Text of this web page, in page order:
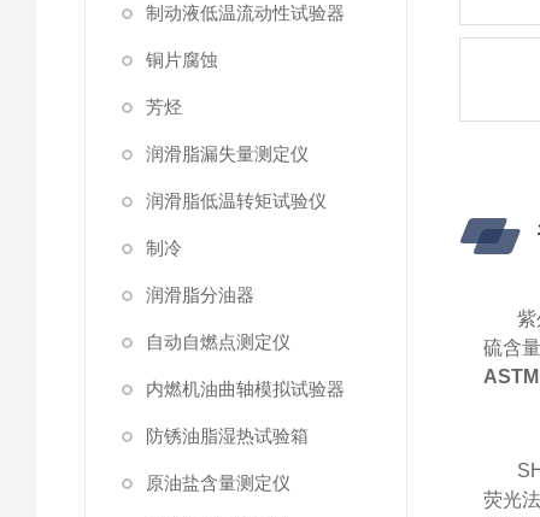
制动液低温流动性试验器
铜片腐蚀
芳烃
润滑脂漏失量测定仪
润滑脂低温转矩试验仪
制冷
润滑脂分油器
自动自燃点测定仪
内燃机油曲轴模拟试验器
防锈油脂湿热试验箱
原油盐含量测定仪
硫含
荧光